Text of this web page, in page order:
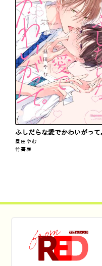
ふしだらな愛でかわいがって
昼田やむ
竹書房